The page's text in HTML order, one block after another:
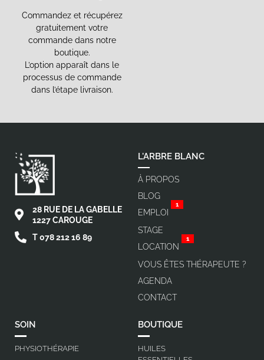
Commandez et récupérez
gratuitement votre
commande dans notre
boutique.
L’option apparaît dans le
processus de commande
dans l’étape livraison.
28 RUE DE LA GABELLE
1227 CAROUGE
T 078 212 16 89
L'ARBRE BLANC
À PROPOS
BLOG
EMPLOI
1
STAGE
LOCATION
1
VOUS ÊTES THÉRAPEUTE ?
AGENDA
CONTACT
SOIN
PHYSIOTHÉRAPIE
BOUTIQUE
HUILES